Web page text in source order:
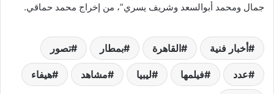
جمال ومحمد أبوالسعد وشريف يسري”، من إخراج محمد حماقي.
أخبار فنية القاهرة بمطار تصور
عدد فيلمها ليبيا مشاهد هيفاء